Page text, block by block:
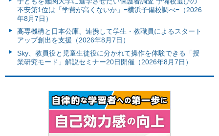
不安第1位は「学費が高くないか」=横浜予備校調べ=（2026
年8月7日）
高専機構と日本公庫、連携して学生・教職員によるスタート
アップ創出を支援（2026年8月7日）
Sky、教員役と児童生徒役に分かれて操作を体験できる「授
業研究モード」解説セミナー20日開催（2026年8月7日）